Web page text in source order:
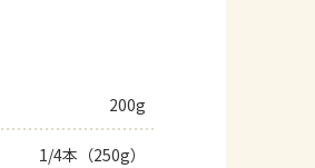
トーク
200g
1/4本（250g）